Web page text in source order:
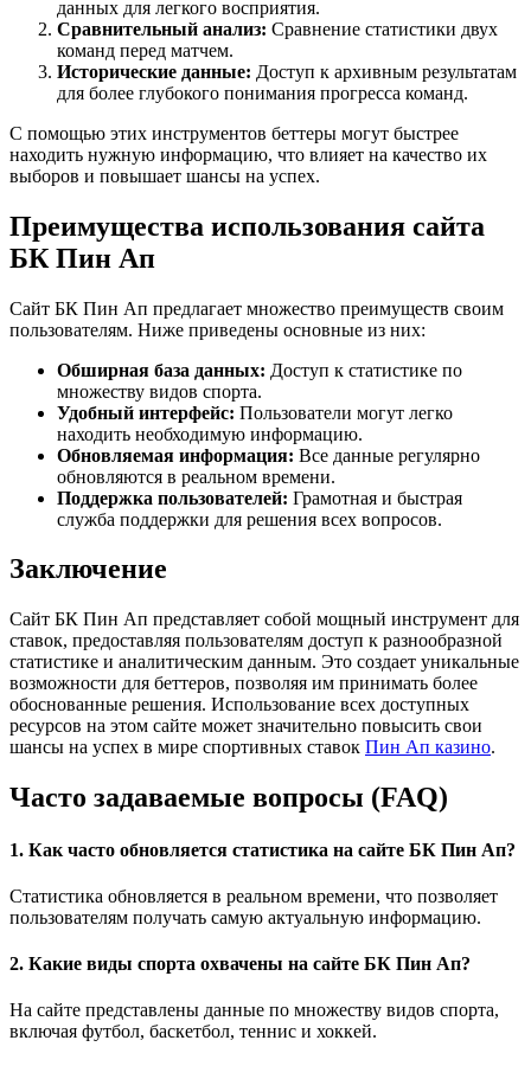
данных для легкого восприятия.
Сравнительный анализ: Сравнение статистики двух
команд перед матчем.
Исторические данные: Доступ к архивным результатам
для более глубокого понимания прогресса команд.
С помощью этих инструментов беттеры могут быстрее
находить нужную информацию, что влияет на качество их
выборов и повышает шансы на успех.
Преимущества использования сайта
БК Пин Ап
Сайт БК Пин Ап предлагает множество преимуществ своим
пользователям. Ниже приведены основные из них:
Обширная база данных: Доступ к статистике по
множеству видов спорта.
Удобный интерфейс: Пользователи могут легко
находить необходимую информацию.
Обновляемая информация: Все данные регулярно
обновляются в реальном времени.
Поддержка пользователей: Грамотная и быстрая
служба поддержки для решения всех вопросов.
Заключение
Сайт БК Пин Ап представляет собой мощный инструмент для
ставок, предоставляя пользователям доступ к разнообразной
статистике и аналитическим данным. Это создает уникальные
возможности для беттеров, позволяя им принимать более
обоснованные решения. Использование всех доступных
ресурсов на этом сайте может значительно повысить свои
шансы на успех в мире спортивных ставок Пин Ап казино.
Часто задаваемые вопросы (FAQ)
1. Как часто обновляется статистика на сайте БК Пин Ап?
Статистика обновляется в реальном времени, что позволяет
пользователям получать самую актуальную информацию.
2. Какие виды спорта охвачены на сайте БК Пин Ап?
На сайте представлены данные по множеству видов спорта,
включая футбол, баскетбол, теннис и хоккей.